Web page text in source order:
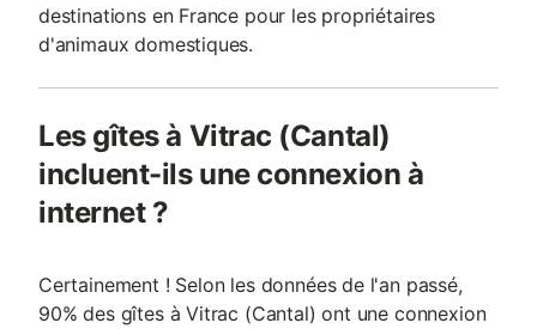
destinations en France pour les propriétaires
d'animaux domestiques.
Les gîtes à Vitrac (Cantal)
incluent-ils une connexion à
internet ?
Certainement ! Selon les données de l'an passé,
90% des gîtes à Vitrac (Cantal) ont une connexion